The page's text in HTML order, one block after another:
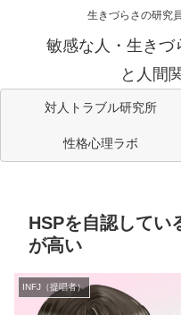
生きづらさの研究
敏感な人・生きづ
と人間
対人トラブル研究所
性格心理ラボ
HSPを自認してい
が高い
INFJ（提唱者）